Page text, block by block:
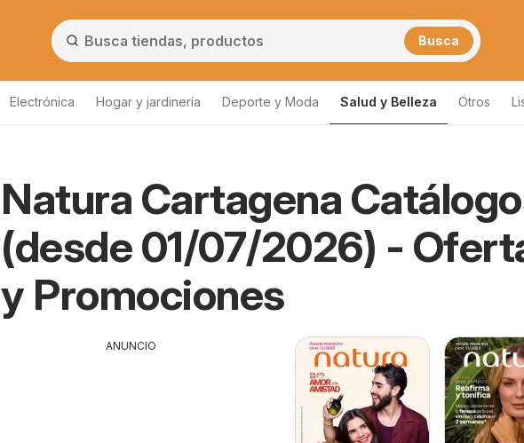
Busca
Electrónica Hogar y jardinería Deporte y Moda Salud y Belleza Otros
Natura Cartagena
(desde 01/07/2026) -
y Promociones
ANUNCIO